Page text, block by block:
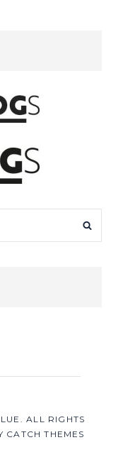
. ALL RIGHTS
CATCH THEMES